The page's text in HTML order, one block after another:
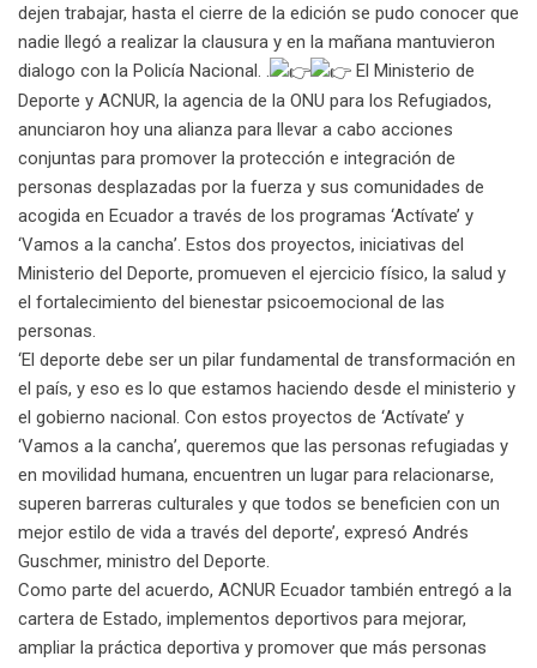
dejen trabajar, hasta el cierre de la edición se pudo conocer que
nadie llegó a realizar la clausura y en la mañana mantuvieron
dialogo con la Policía Nacional. .
El Ministerio de
Deporte y ACNUR, la agencia de la ONU para los Refugiados,
anunciaron hoy una alianza para llevar a cabo acciones
conjuntas para promover la protección e integración de
personas desplazadas por la fuerza y sus comunidades de
acogida en Ecuador a través de los programas ‘Actívate’ y
‘Vamos a la cancha’. Estos dos proyectos, iniciativas del
Ministerio del Deporte, promueven el ejercicio físico, la salud y
el fortalecimiento del bienestar psicoemocional de las
personas.
‘El deporte debe ser un pilar fundamental de transformación en
el país, y eso es lo que estamos haciendo desde el ministerio y
el gobierno nacional. Con estos proyectos de ‘Actívate’ y
‘Vamos a la cancha’, queremos que las personas refugiadas y
en movilidad humana, encuentren un lugar para relacionarse,
superen barreras culturales y que todos se beneficien con un
mejor estilo de vida a través del deporte’, expresó Andrés
Guschmer, ministro del Deporte.
Como parte del acuerdo, ACNUR Ecuador también entregó a la
cartera de Estado, implementos deportivos para mejorar,
ampliar la práctica deportiva y promover que más personas